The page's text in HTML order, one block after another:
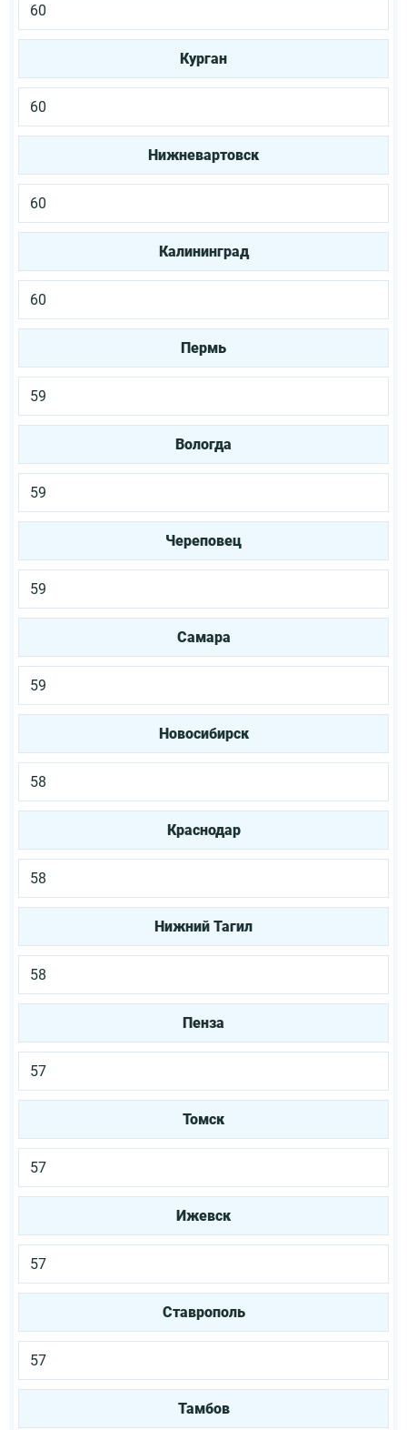
60
Курган
60
Нижневартовск
60
Калининград
60
Пермь
59
Вологда
59
Череповец
59
Самара
59
Новосибирск
58
Краснодар
58
Нижний Тагил
58
Пенза
57
Томск
57
Ижевск
57
Ставрополь
57
Тамбов